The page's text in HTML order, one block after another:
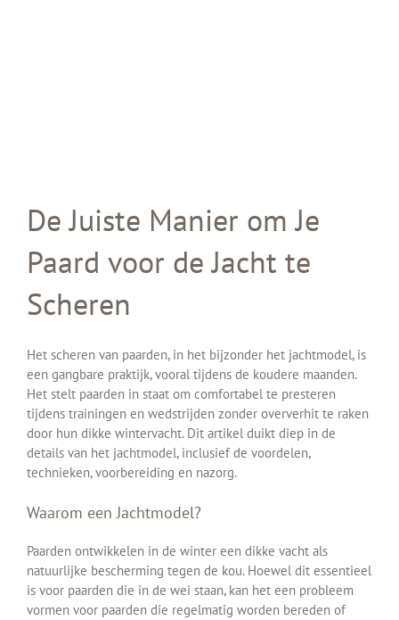
De Juiste Manier om Je
Paard voor de Jacht te
Scheren
Het scheren van paarden, in het bijzonder het jachtmodel, is
een gangbare praktijk, vooral tijdens de koudere maanden.
Het stelt paarden in staat om comfortabel te presteren
tijdens trainingen en wedstrijden zonder oververhit te raken
door hun dikke wintervacht. Dit artikel duikt diep in de
details van het jachtmodel, inclusief de voordelen,
technieken, voorbereiding en nazorg.
Waarom een Jachtmodel?
Paarden ontwikkelen in de winter een dikke vacht als
natuurlijke bescherming tegen de kou. Hoewel dit essentieel
is voor paarden die in de wei staan, kan het een probleem
vormen voor paarden die regelmatig worden bereden of